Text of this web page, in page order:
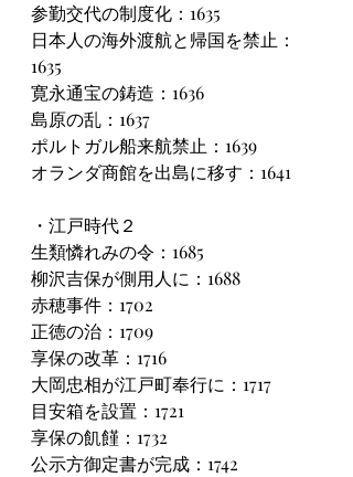
参勤交代の制度化：1635
日本人の海外渡航と帰国を禁止：
1635
寛永通宝の鋳造：1636
島原の乱：1637
ポルトガル船来航禁止：1639
オランダ商館を出島に移す：1641
・江戸時代２
生類憐れみの令：1685
柳沢吉保が側用人に：1688
赤穂事件：1702
正徳の治：1709
享保の改革：1716
大岡忠相が江戸町奉行に：1717
目安箱を設置：1721
享保の飢饉：1732
公示方御定書が完成：1742